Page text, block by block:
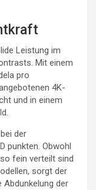
Leistung im
Mit einem
pro
4K-
und in einem
der
punkten. Obwohl
fein verteilt sind
sorgt der
der